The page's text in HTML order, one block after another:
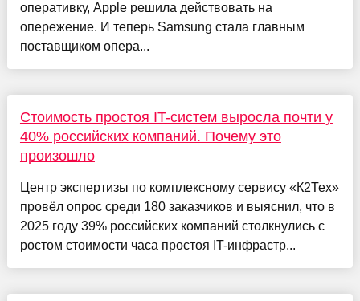
оперативку, Apple решила действовать на
опережение. И теперь Samsung стала главным
поставщиком опера...
Стоимость простоя IT-систем выросла почти у
40% российских компаний. Почему это
произошло
Центр экспертизы по комплексному сервису «К2Тех»
провёл опрос среди 180 заказчиков и выяснил, что в
2025 году 39% российских компаний столкнулись с
ростом стоимости часа простоя IT-инфрастр...